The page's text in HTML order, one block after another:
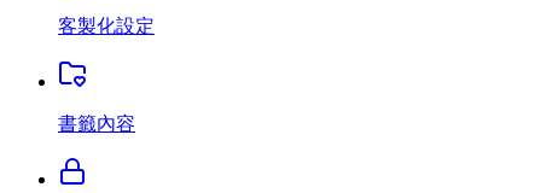
客製化設定
書籤內容